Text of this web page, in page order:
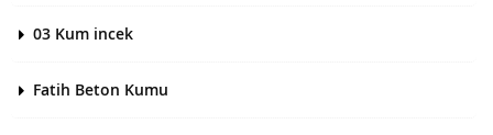
03 Kum incek
Fatih Beton Kumu